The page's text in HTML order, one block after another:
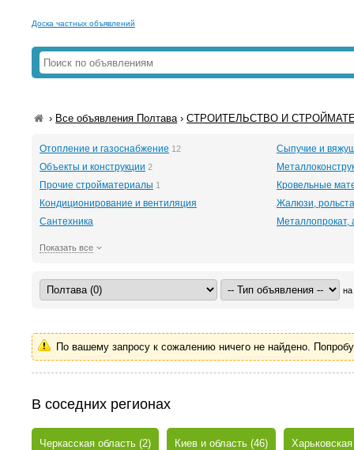
Доска частных объявлений
› Все объявления Полтава›СТРОИТЕЛЬСТВО И
Отопление и газоснабжение 12
Сыпучие и
Объекты и конструкции 2
Прочие стройматериалы 1
Кровельные
Кондиционирование и вентиляция
Жалюзи,
Сантехника
Металлопрокат,
Показать все
на
По вашему запросу к сожалению ничего не найдено.
В соседних регионах
Черкасская область (2) Киев и область (46)